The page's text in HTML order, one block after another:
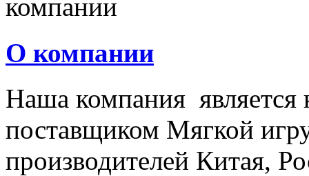
О компании
Наша компания
поставщиком Мягкой
производителей Китая,